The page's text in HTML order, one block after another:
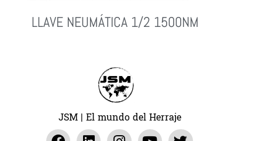
LLAVE NEUMÁTICA 1/2 1500NM
JSM | El mundo del Herraje